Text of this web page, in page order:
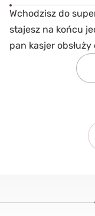
Wchodzisz do
stajesz na końcu
pan kasjer obsłuży